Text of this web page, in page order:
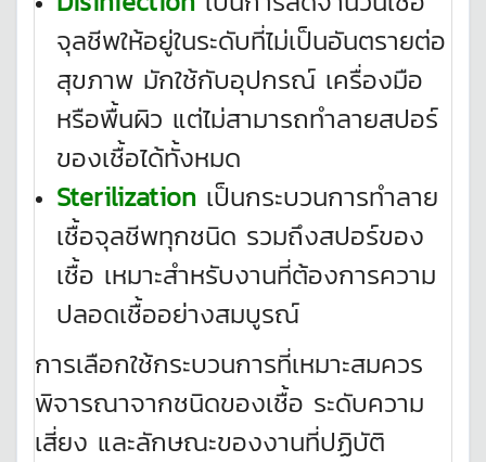
จุลชีพให้อยู่ในระดับที่ไม่เป็นอันตรายต่อ
สุขภาพ มักใช้กับอุปกรณ์ เครื่องมือ
หรือพื้นผิว แต่ไม่สามารถทำลายสปอร์
ของเชื้อได้ทั้งหมด
Sterilization เป็นกระบวนการทำลาย
เชื้อจุลชีพทุกชนิด รวมถึงสปอร์ของ
เชื้อ เหมาะสำหรับงานที่ต้องการความ
ปลอดเชื้ออย่างสมบูรณ์
การเลือกใช้กระบวนการที่เหมาะสมควร
พิจารณาจากชนิดของเชื้อ ระดับความ
เสี่ยง และลักษณะของงานที่ปฏิบัติ